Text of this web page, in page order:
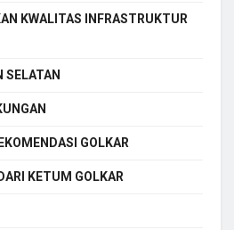
KWALITAS INFRASTRUKTUR
SELATAN
GOLKAR
KETUM GOLKAR